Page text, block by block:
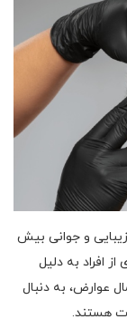
و جوانی بیش
افراد به دلیل
عوارض، به دنبال
هستند.